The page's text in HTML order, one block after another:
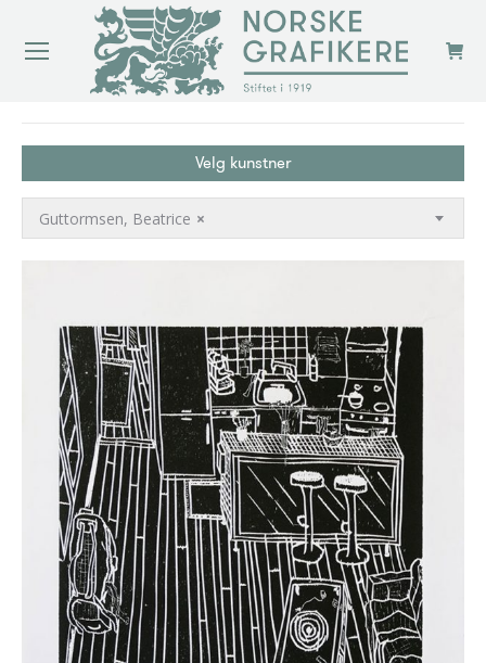
Velg kunstner
×
Guttormsen, Beatrice